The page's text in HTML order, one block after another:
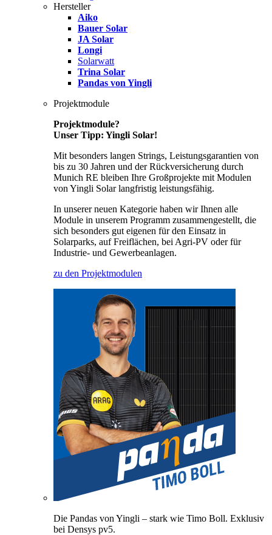
Hersteller
Aiko
Bauer Solar
JA Solar
Longi
Solarwatt
Trina Solar
Pandas von Yingli
Projektmodule
Projektmodule?
Unser Tipp: Yingli Solar!
Mit besonders langen Strings, Leistungsgarantien von
bis zu 30 Jahren und der Rückversicherung durch
Munich RE bleiben Ihre Großprojekte mit Modulen
von Yingli Solar langfristig leistungsfähig.
In unserer neuen Kategorie haben wir Ihnen alle
Module in unserem Programm zusammengestellt, die
sich besonders gut eigenen für den Einsatz in
Solarparks, auf Freiflächen, bei Agri-PV oder für
Industrie- und Gewerbeanlagen.
zu den Projektmodulen
Die Pandas von Yingli – stark wie Timo Boll. Exklusiv
bei Densys pv5.